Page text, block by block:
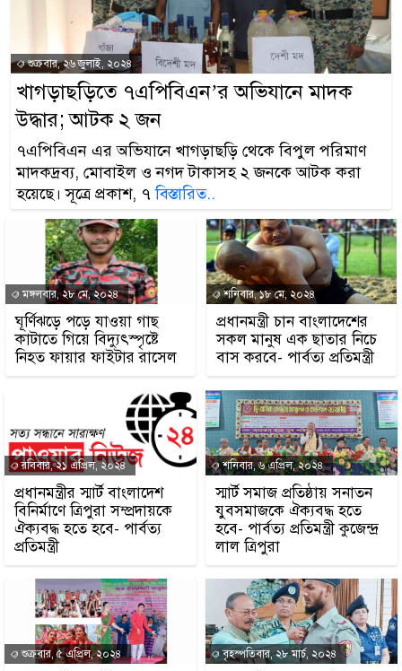
শুক্রবার, ২৬ জুলাই, ২০২৪
খাগড়াছড়িতে ৭এপিবিএন’র অভিযানে মাদক
উদ্ধার; আটক ২ জন
৭এপিবিএন এর অভিযানে খাগড়াছড়ি থেকে বিপুল পরিমাণ
মাদকদ্রব্য, মোবাইল ও নগদ টাকাসহ ২ জনকে আটক করা
হয়েছে। সূত্রে প্রকাশ, ৭বিস্তারিত..
মঙ্গলবার, ২৮ মে, ২০২৪
ঘূর্ণিঝড়ে পড়ে যাওয়া গাছ
কাটাতে গিয়ে বিদ্যুৎস্পৃষ্টে
নিহত ফায়ার ফাইটার রাসেল
শনিবার, ১৮ মে, ২০২৪
প্রধানমন্ত্রী চান বাংলাদেশের
সকল মানুষ এক ছাতার নিচে
বাস করবে- পার্বত্য প্রতিমন্ত্রী
রবিবার, ২১ এপ্রিল, ২০২৪
প্রধানমন্ত্রীর স্মার্ট বাংলাদেশ
বিনির্মাণে ত্রিপুরা সম্প্রদায়কে
ঐক্যবদ্ধ হতে হবে- পার্বত্য
প্রতিমন্ত্রী
শনিবার, ৬ এপ্রিল, ২০২৪
স্মার্ট সমাজ প্রতিষ্ঠায় সনাতন
যুবসমাজকে ঐক্যবদ্ধ হতে
হবে- পার্বত্য প্রতিমন্ত্রী কুজেন্দ্র
লাল ত্রিপুরা
শুক্রবার, ৫ এপ্রিল, ২০২৪ বৃহস্পতিবার, ২৮ মার্চ, ২০২৪